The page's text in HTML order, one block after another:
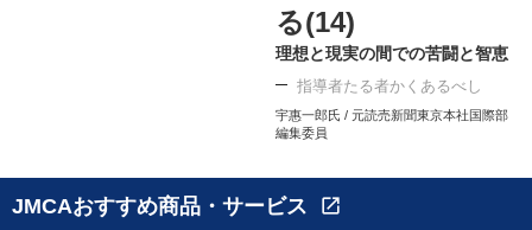
る(14)
理想と現実の間での苦闘と智恵
指導者たる者かくあるべし
宇惠一郎氏 / 元読売新聞東京本社国際部
編集委員
JMCAおすすめ商品・サービス open_in_new